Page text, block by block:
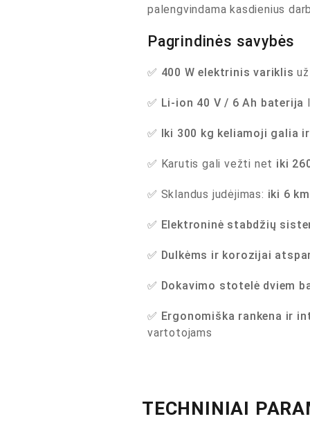
palengvindama kasdienius
Pagrindinės savybės
✅ 400 W elektrinis variklis
✅ Li-ion 40 V / 6 Ah baterija
✅ Iki 300 kg keliamoji galia
✅ Karutis gali vežti net iki
✅ Sklandus judėjimas: iki 6
✅ Elektroninė stabdžių
✅ Dulkėms ir korozijai
✅ Dokavimo stotelė dviem
✅ Ergonomiška rankena ir
vartotojams
TECHNINIAI